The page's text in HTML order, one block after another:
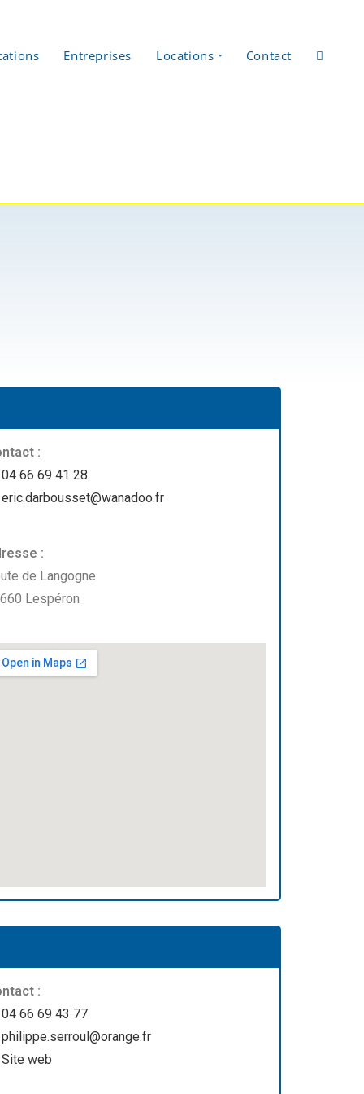
Entreprises Locations Contact
:
04 66 69 41 28
eric.darbousset@wanadoo.fr
:
de Langogne
Lespéron
:
04 66 69 43 77
philippe.serroul@orange.fr
Site web